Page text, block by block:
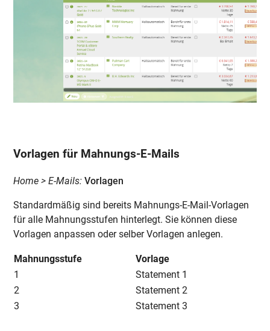
Vorlagen für Mahnungs-E-Mails
Home > E-Mails: Vorlagen
Standardmäßig sind bereits Mahnungs-E-Mail-Vorlagen
für alle Mahnungsstufen hinterlegt. Sie können diese
Vorlagen anpassen oder selber Vorlagen anlegen.
Mahnungsstufe
Vorlage
1
Statement 1
2
Statement 2
3
Statement 3